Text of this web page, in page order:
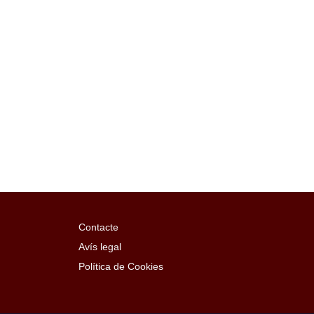
Contacte
Avís legal
Política de Cookies